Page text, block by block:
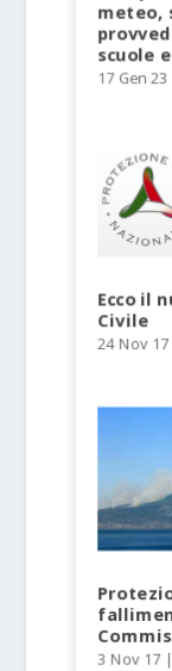
meteo,
scuole
17 Gen 23
Ecco il
Civile
24 Nov 17
3 Nov 17 |